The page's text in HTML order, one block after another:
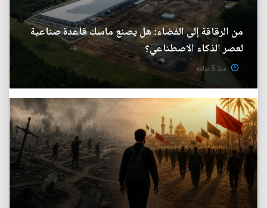
من الرقاقة إلى الفضاء: هل يصنع ماسك قاعدة صناعية
لعصر الذكاء الاصطناعي؟
منذ 5 ساعة